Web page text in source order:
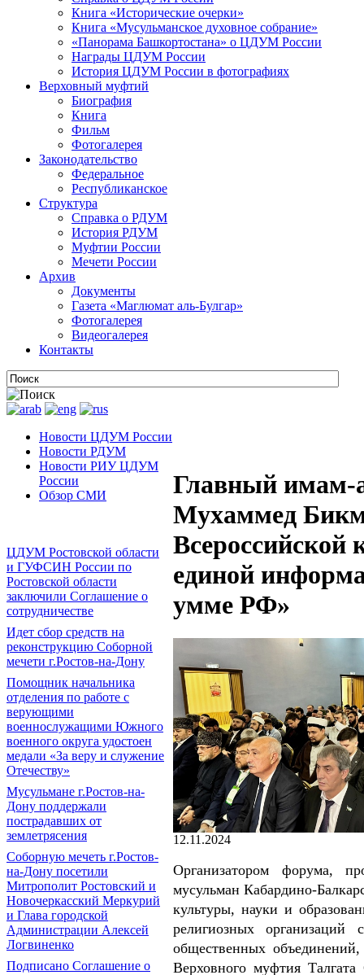
Книга «Исторические очерки»
Книга «Мусульманское духовное собрание»
«Панорама Башкортостана» о ЦДУМ России
Награды ЦДУМ России
История ЦДУМ России в фотографиях
Верховный муфтий
Биография
Книга
Фильм
Фотогалерея
Законодательство
Федеральное
Республиканское
Структура
Справка о РДУМ
История РДУМ
Муфтии России
Мечети России
Архив
Документы
Газета «Маглюмат аль-Булгар»
Фотогалерея
Видеогалерея
Контакты
Новости ЦДУМ России
Новости РДУМ
Новости РИУ ЦДУМ
России
Обзор СМИ
ЦДУМ Ростовской области
и ГУФСИН России по
Ростовской области
заключили Соглашение о
сотрудничестве
Идет сбор средств на
реконструкцию Соборной
мечети г.Ростов-на-Дону
Помощник начальника
отделения по работе с
верующими
военнослужащими Южного
военного округа удостоен
медали «За веру и служение
Отечеству»
Мусульмане г.Ростов-на-
Дону поддержали
пострадавших от
землетрясения
Соборную мечеть г.Ростов-
на-Дону посетили
Митрополит Ростовский и
Новочеркасский Меркурий
и Глава городской
Администрации Алексей
Логвиненко
Подписано Соглашение о
Главный имам-
Мухаммед
единой
умме РФ»
12.11.2024
Организатором форума,
мусульман Кабардино-
культуры, науки и
религиозных организаций
общественных
Верховного муфтия